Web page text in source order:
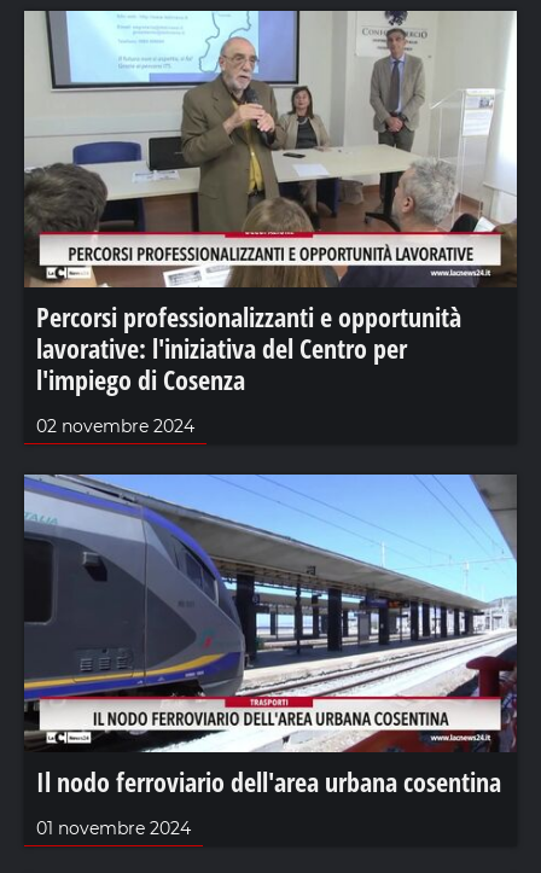
Percorsi professionalizzanti e opportunità
lavorative: l'iniziativa del Centro per
l'impiego di Cosenza
02 novembre 2024
Il nodo ferroviario dell'area urbana cosentina
01 novembre 2024